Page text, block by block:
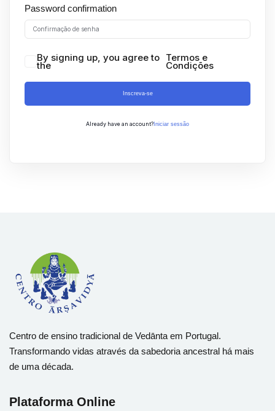
Password confirmation
By signing up, you agree to
the
Termos e
Condições
Inscreva-se
Already have an account? Iniciar sessão
Centro de ensino tradicional de Vedānta em Portugal.
Transformando vidas através da sabedoria ancestral há mais
de uma década.
Plataforma Online